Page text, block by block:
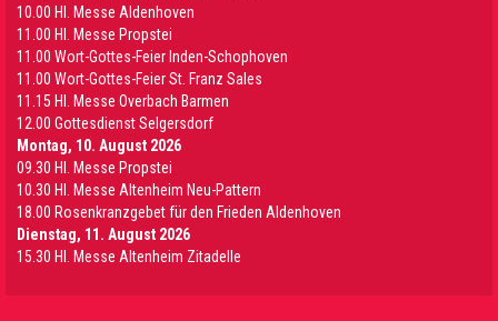
10.00 Hl. Messe Aldenhoven
11.00 Hl. Messe Propstei
11.00 Wort-Gottes-Feier Inden-Schophoven
11.00 Wort-Gottes-Feier St. Franz Sales
11.15 Hl. Messe Overbach Barmen
12.00 Gottesdienst Selgersdorf
Montag, 10. August 2026
09.30 Hl. Messe Propstei
10.30 Hl. Messe Altenheim Neu-Pattern
18.00 Rosenkranzgebet für den Frieden Aldenhoven
Dienstag, 11. August 2026
15.30 Hl. Messe Altenheim Zitadelle